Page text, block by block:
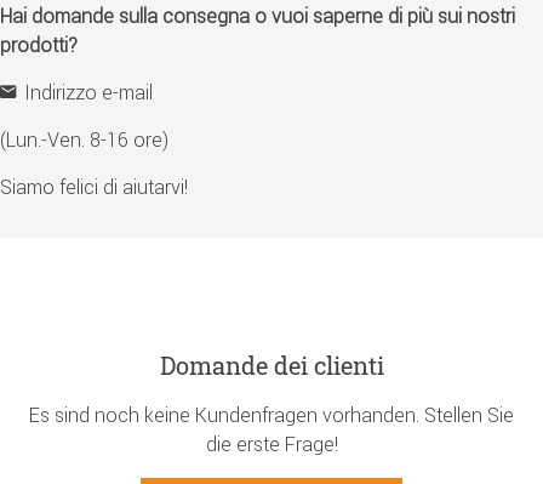
Hai domande sulla consegna o vuoi saperne di più sui nostri
prodotti?
Indirizzo e-mail
(Lun.-Ven. 8-16 ore)
Siamo felici di aiutarvi!
Domande dei clienti
Es sind noch keine Kundenfragen vorhanden. Stellen Sie
die erste Frage!